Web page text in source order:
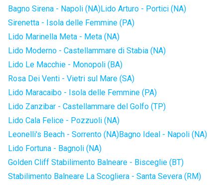
Bagno Sirena - Napoli (NA)Lido Arturo - Portici (NA)
Sirenetta - Isola delle Femmine (PA)
Lido Marinella Meta - Meta (NA)
Lido Moderno - Castellammare di Stabia (NA)
Lido Le Macchie - Monopoli (BA)
Rosa Dei Venti - Vietri sul Mare (SA)
Lido Maracaibo - Isola delle Femmine (PA)
Lido Zanzibar - Castellammare del Golfo (TP)
Lido Cala Felice - Pozzuoli (NA)
Leonelli's Beach - Sorrento (NA)Bagno Ideal - Napoli (NA)
Lido Fortuna - Bagnoli (NA)
Golden Cliff Stabilimento Balneare - Bisceglie (BT)
Stabilimento Balneare La Scogliera - Santa Severa (RM)